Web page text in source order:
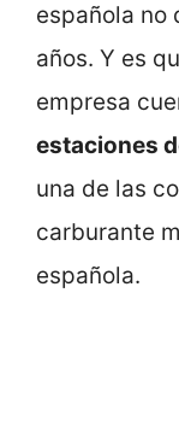
española no
años. Y es
empresa
estaciones
una de las
carburante
española.